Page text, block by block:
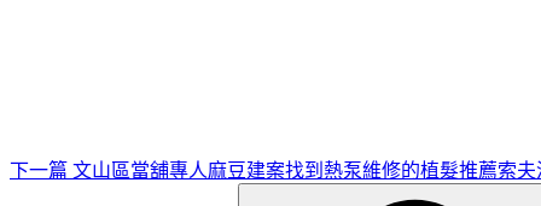
下一篇 文山區當舖專人麻豆建案找到熱泵維修的植髮推薦索夫